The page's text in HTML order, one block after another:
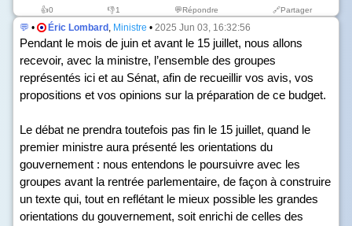
👍0 👎1 💬Répondre 🔗Partager
💬 • Éric Lombard , Ministre • 2025 Jun 03, 16:32:56
Pendant le mois de juin et avant le 15 juillet, nous allons
recevoir, avec la ministre, l’ensemble des groupes
représentés ici et au Sénat, afin de recueillir vos avis, vos
propositions et vos opinions sur la préparation de ce budget.
Le débat ne prendra toutefois pas fin le 15 juillet, quand le
premier ministre aura présenté les orientations du
gouvernement : nous entendons le poursuivre avec les
groupes avant la rentrée parlementaire, de façon à construire
un texte qui, tout en reflétant le mieux possible les grandes
orientations du gouvernement, soit enrichi de celles des